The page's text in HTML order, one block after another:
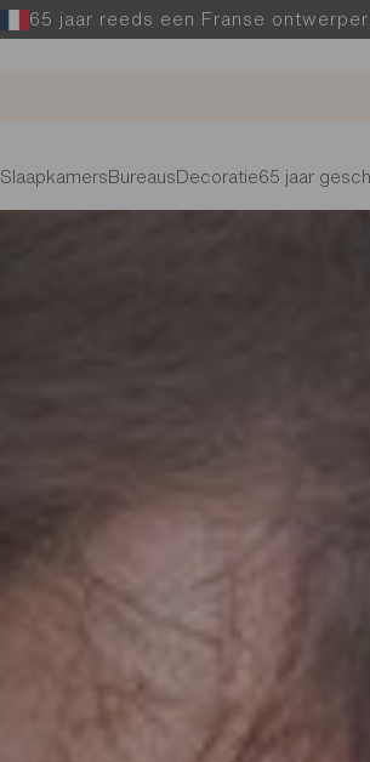
65 jaar reeds een Franse
Slaapkamers Bureaus Decoratie65 jaar